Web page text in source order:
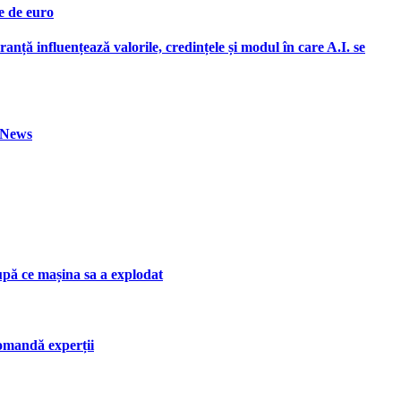
de euro
influențează valorile, credințele și modul în care A.I. se
ce mașina sa a explodat
experții